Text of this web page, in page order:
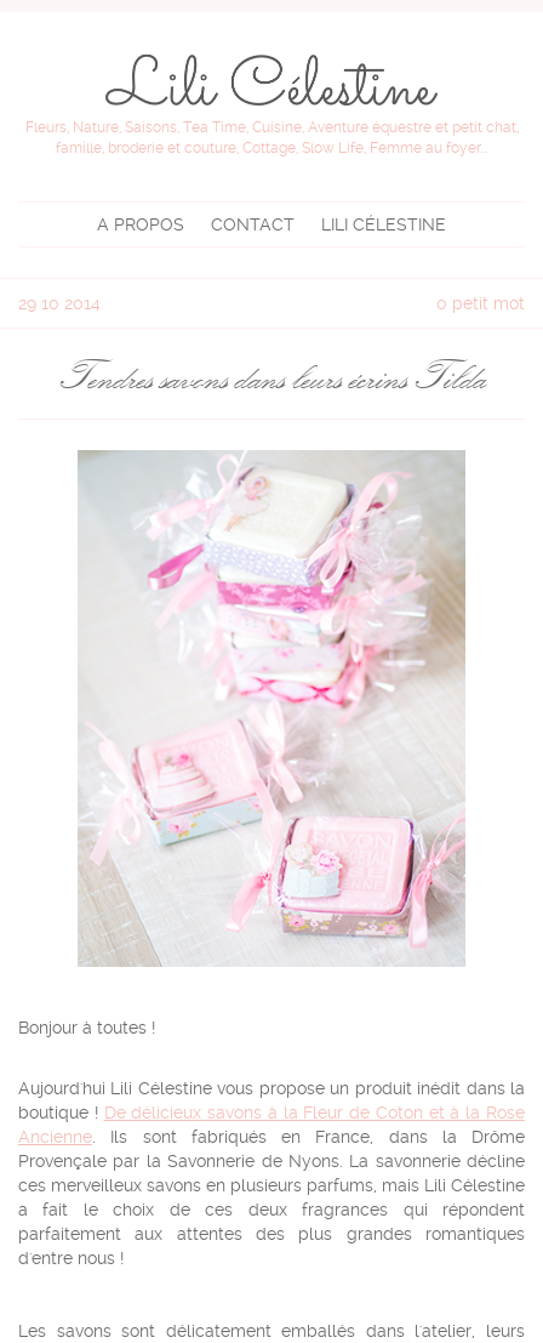
Fleurs, Nature, Saisons, Tea Time, Cuisine, Aventure équestre et petit chat,
famille, broderie et couture, Cottage, Slow Life, Femme au foyer...
A PROPOS CONTACT LILI CÉLESTINE
29 10 2014 0 petit mot
Tendres savons dans leurs écrins Tilda
Bonjour à toutes !
Aujourd'hui Lili Célestine vous propose un produit inédit dans la
boutique ! De délicieux savons à la Fleur de Coton et à la Rose
Ancienne. Ils sont fabriqués en France, dans la Drôme
Provençale par la Savonnerie de Nyons. La savonnerie décline
ces merveilleux savons en plusieurs parfums, mais Lili Célestine
a fait le choix de ces deux fragrances qui répondent
parfaitement aux attentes des plus grandes romantiques
d'entre nous !
Les savons sont délicatement emballés dans l'atelier, leurs